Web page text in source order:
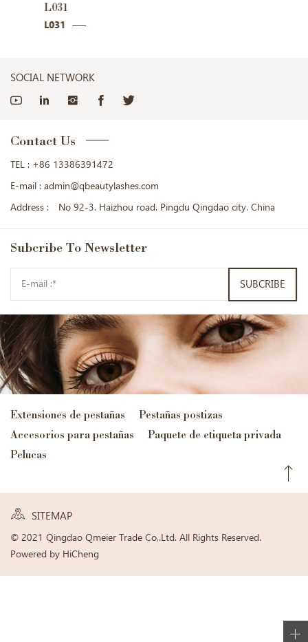
L032
L032
SOCIAL NETWORK
Contact Us
TEL : +86 13386391472
E-mail : admin@qbeautylashes.com
Address :
No 92-3. Haizhou road. Pingdu Qingdao city. China
Subcribe To Newsletter
SUBCRIBE
Extensiones de pestañas
Pestañas postizas
Accesorios para pestañas
Paquete de etiqueta privada
Pelucas
SITEMAP
© 2021 Qingdao Qmeier Trade Co,.Ltd. All Rights Reserved.
Powered by HiCheng